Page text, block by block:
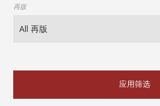
再版
应用筛选